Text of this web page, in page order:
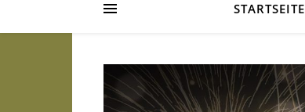
STARTSEITE